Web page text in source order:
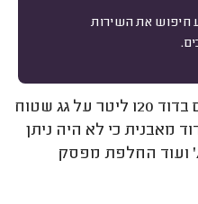
חיפוש את השירות
החלפת גוף חימום בדוד 120 ליטר על גג שטוח
מאבנית כי לא היה ניתן
ועוד החלפת מפסק